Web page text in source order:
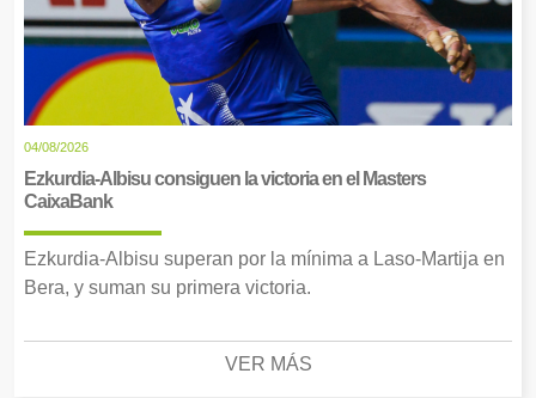
04/08/2026
Ezkurdia-Albisu consiguen la victoria en el Masters
CaixaBank
Ezkurdia-Albisu superan por la mínima a Laso-Martija en
Bera, y suman su primera victoria.
VER MÁS